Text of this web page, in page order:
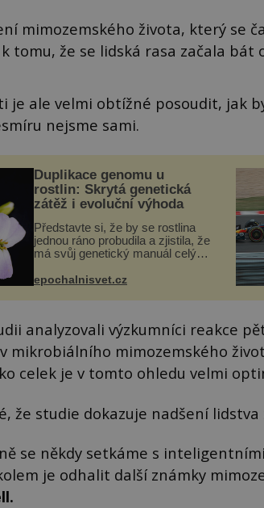
mimozemského života, který se
tomu, že se lidská rasa začala bát
je ale velmi obtížné posoudit, jak
nejsme sami.
Duplikace genomu u
rostlin: Skrytá genetická
zátěž i evoluční výhoda
Představte si, že by se rostlina
jednou ráno probudila a zjistila, že
má svůj genetický manuál celý
přírodě stane – a podle nového
vstupenka...
epochalnisvet.cz
analyzovali výzkumníci reakce
mikrobiálního mimozemského
celek je v tomto ohledu velmi
že studie dokazuje nadšení
se někdy setkáme s
je odhalit další známky